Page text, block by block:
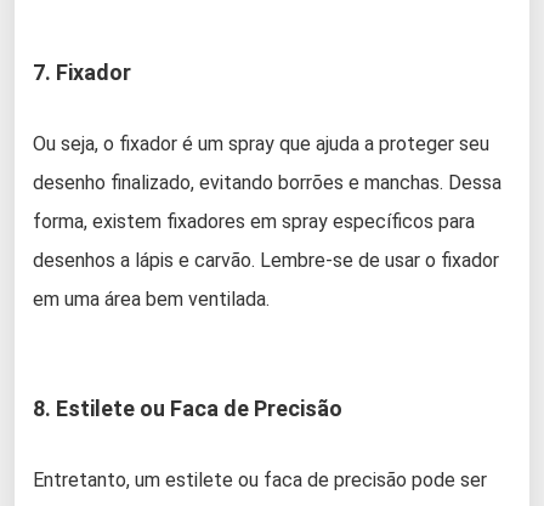
7. Fixador
Ou seja, o fixador é um spray que ajuda a proteger seu
desenho finalizado, evitando borrões e manchas. Dessa
forma, existem fixadores em spray específicos para
desenhos a lápis e carvão. Lembre-se de usar o fixador
em uma área bem ventilada.
8. Estilete ou Faca de Precisão
Entretanto, um estilete ou faca de precisão pode ser